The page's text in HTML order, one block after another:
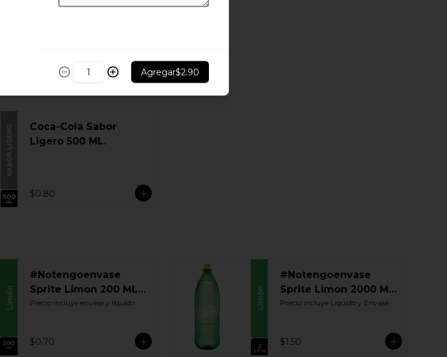
Coca-Cola Sabor
Ligero 500 ML.
$0.80
#Notengoenvase
Sprite Limon 200 ML.
Retornable
Precio incluye envase y líquido
$0.70
#Notengoenvase
Sprite Limon 2000 ML.
Retornable
Precio incluye Liquido y Envase
$1.50
Agregar$2.90